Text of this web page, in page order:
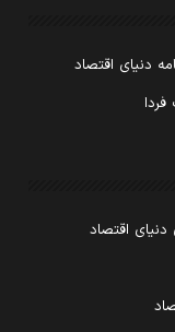
دنیای اقتصاد
اقتصاد